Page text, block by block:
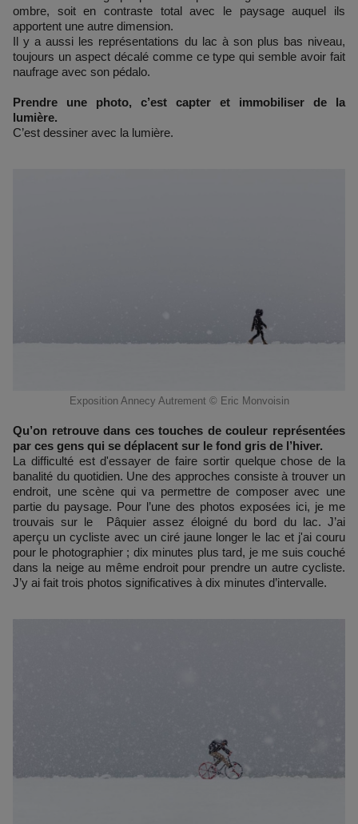
ombre, soit en contraste total avec le paysage auquel ils
apportent une autre dimension.
Il y a aussi les représentations du lac à son plus bas niveau,
toujours un aspect décalé comme ce type qui semble avoir fait
naufrage avec son pédalo.
Prendre une photo, c’est capter et immobiliser de la
lumière.
C’est dessiner avec la lumière.
Exposition Annecy Autrement © Eric Monvoisin
Qu’on retrouve dans ces touches de couleur représentées
par ces gens qui se déplacent sur le fond gris de l’hiver.
La difficulté est d'essayer de faire sortir quelque chose de la
banalité du quotidien. Une des approches consiste à trouver un
endroit, une scène qui va permettre de composer avec une
partie du paysage. Pour l’une des photos exposées ici, je me
trouvais sur le Pâquier assez éloigné du bord du lac. J’ai
aperçu un cycliste avec un ciré jaune longer le lac et j'ai couru
pour le photographier ; dix minutes plus tard, je me suis couché
dans la neige au même endroit pour prendre un autre cycliste.
J’y ai fait trois photos significatives à dix minutes d’intervalle.